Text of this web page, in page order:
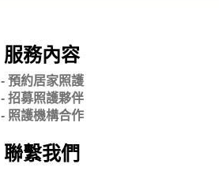
服務內容
- 預約居家照護
- 招募照護夥伴
- 照護機構合作
聯繫我們